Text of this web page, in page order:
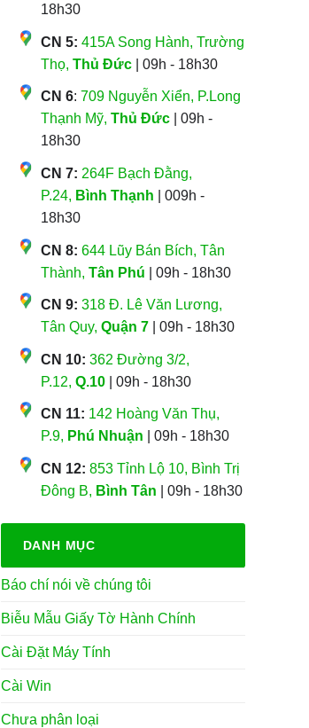
18h30
CN 5: 415A Song Hành, Trường
Thọ, Thủ Đức| 09h - 18h30
CN 6: 709 Nguyễn Xiển, P.Long
Thạnh Mỹ, Thủ Đức| 09h -
18h30
CN 7: 264F Bạch Đằng,
P.24, Bình Thạnh | 009h -
18h30
CN 8: 644 Lũy Bán Bích, Tân
Thành, Tân Phú | 09h - 18h30
CN 9: 318 Đ. Lê Văn Lương,
Tân Quy, Quận 7| 09h - 18h30
CN 10: 362 Đường 3/2,
P.12, Q.10| 09h - 18h30
CN 11: 142 Hoàng Văn Thụ,
P.9, Phú Nhuận | 09h - 18h30
CN 12: 853 Tỉnh Lộ 10, Bình Trị
Đông B, Bình Tân | 09h - 18h30
DANH MỤC
Báo chí nói về chúng tôi
Biễu Mẫu Giấy Tờ Hành Chính
Cài Đặt Máy Tính
Cài Win
Chưa phân loại